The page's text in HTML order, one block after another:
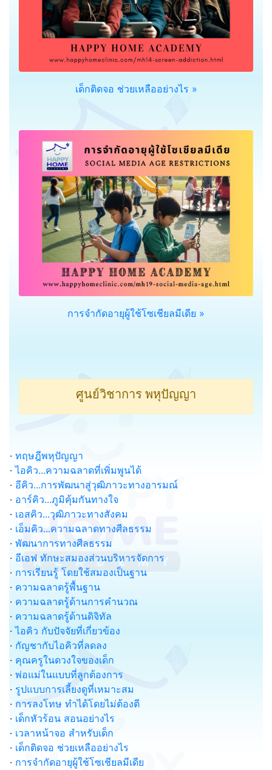
เด็กติดจอ ช่วยเหลืออย่างไร »
การจำกัดอายุผู้ใช้โซเชียลมีเดีย »
ศูนย์วิชาการ พหุปัญญา
· ทฤษฎีพหุปัญญา
·ไอคิว...ความฉลาดที่เพิ่มพูนได้
· อีคิว...การพัฒนาสู่วุฒิภาวะทางอารมณ์
· อาร์คิว...ภูมิคุ้มกันทางใจ
· เอสคิว...วุฒิภาวะทางสังคม
· เอ็มคิว...ความฉลาดทางศีลธรรม
· พัฒนาการทางศีลธรรม
· อีเอฟ ทักษะสมองส่วนบริหารจัดการ
· การเรียนรู้ โดยใช้สมองเป็นฐาน
· ความฉลาดรู้พื้นฐาน
· ความฉลาดรู้ด้านการคำนวณ
· ความฉลาดรู้ด้านดิจิทัล
·ไอคิว กับปัจจัยที่เกี่ยวข้อง
· กัญชากับไอคิวที่ลดลง
· คุณครูในดวงใจของเด็ก
· พ่อแม่ในแบบที่ลูกต้องการ
· รูปแบบการเลี้ยงดูที่เหมาะสม
· การลงโทษ ทำได้โดยไม่ต้องตี
· เด็กหัวร้อน สอนอย่างไร
· เวลาหน้าจอ สำหรับเด็ก
· เด็กติดจอ ช่วยเหลืออย่างไร
· การจำกัดอายุผู้ใช้โซเชียลมีเดีย